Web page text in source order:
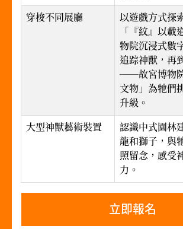
穿梭不同展廳
以遊戲方式探
「『紋』以
物院沉浸式數
追踪神獸，再
──故宮博物
文物」為牠們
升級。
大型神獸藝術裝置
認識中式園林
龍和獅子，與
照留念，感受
力。
立即報名